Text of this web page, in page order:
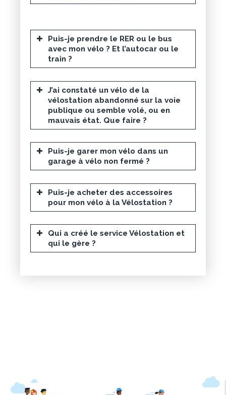
Puis-je prendre le RER ou le bus
avec mon vélo ? Et l’autocar ou le
train ?
J’ai constaté un vélo de la
vélostation abandonné sur la voie
publique ou semble volé, ou en
mauvais état. Que faire ?
Puis-je garer mon vélo dans un
garage à vélo non fermé ?
Puis-je acheter des accessoires
pour mon vélo à la Vélostation ?
Qui a créé le service Vélostation et
qui le gère ?